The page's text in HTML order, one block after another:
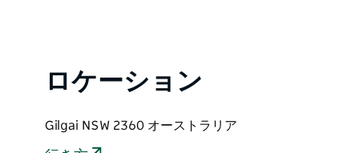
ロケーション
Gilgai NSW 2360 オーストラリア